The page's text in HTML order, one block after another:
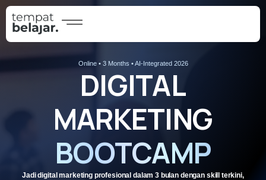
Online • 3 Months • AI-Integrated 2026
DIGITAL
MARKETING
BOOTCAMP
Jadi digital marketing profesional dalam 3 bulan dengan skill terkini,